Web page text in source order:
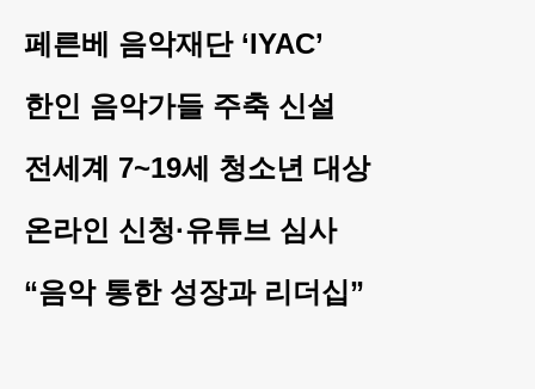
페른베 음악재단 ‘IYAC’
한인 음악가들 주축 신설
전세계 7~19세 청소년 대상
온라인 신청·유튜브 심사
“음악 통한 성장과 리더십”